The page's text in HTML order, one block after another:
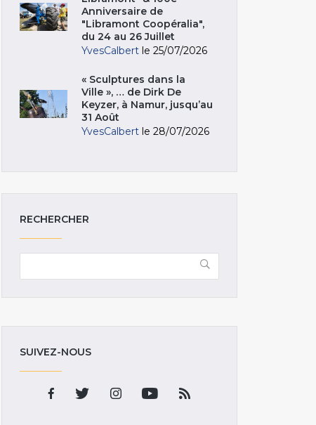
Anniversaire de
"Libramont Coopéralia",
du 24 au 26 Juillet
YvesCalbert le 25/07/2026
« Sculptures dans la
Ville », … de Dirk De
Keyzer, à Namur, jusqu’au
31 Août
YvesCalbert le 28/07/2026
RECHERCHER
SUIVEZ-NOUS